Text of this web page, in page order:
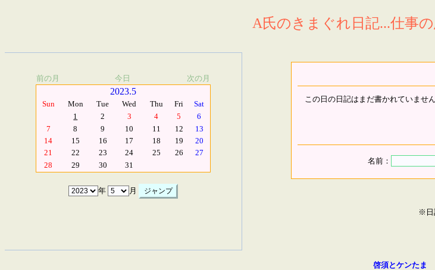
A氏のきまぐれ日記...仕事
前の月 今日 次の月
2023.5
Sun Mon Tue Wed Thu Fri
Sat
1
2 3 4 5
6
7
8 9 10 11 12
13
14
15 16 17 18 19
20
21
22 23 24 25 26
27
28
29 30 31
年 月
この日の日記はまだ書かれていません
名前：
※日
啓須とケンたま